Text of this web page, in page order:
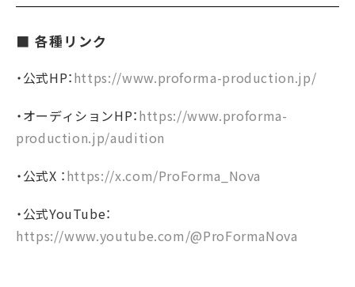
■ 各種リンク
・公式HP：https://www.proforma-production.jp/
・オーディションHP：https://www.proforma-
production.jp/audition
・公式X ：https://x.com/ProForma_Nova
・公式YouTube：
https://www.youtube.com/@ProFormaNova